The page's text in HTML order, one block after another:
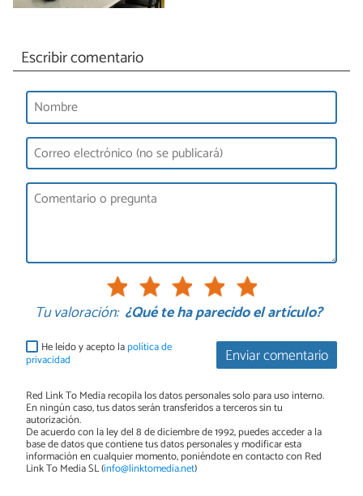
Escribir comentario
Tu valoración: ¿Qué te ha parecido el artículo?
Enviar comentario
He leído y acepto lapolítica de
privacidad
Red Link To Media recopila los datos personales solo para uso interno.
En ningún caso, tus datos serán transferidos a terceros sin tu
autorización.
De acuerdo con la ley del 8 de diciembre de 1992, puedes acceder a la
base de datos que contiene tus datos personales y modificar esta
información en cualquier momento, poniéndote en contacto con Red
Link To Media SL (info@linktomedia.net)